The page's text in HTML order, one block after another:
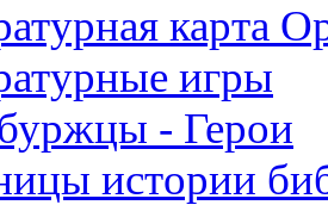
карта
игры
- Герои
истории